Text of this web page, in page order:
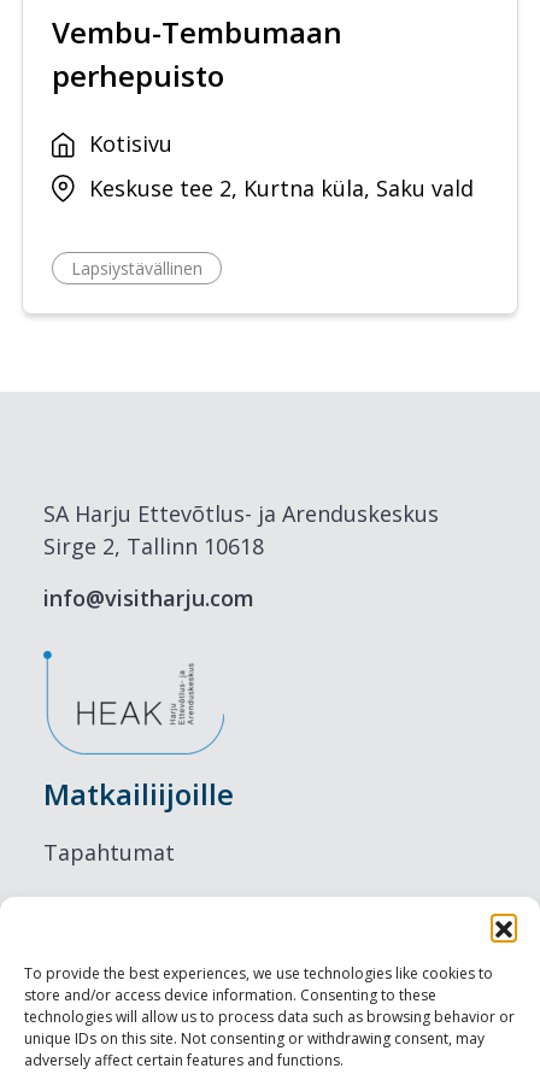
To provide the best experiences, we use technologies like cookies to
store and/or access device information. Consenting to these
technologies will allow us to process data such as browsing behavior or
unique IDs on this site. Not consenting or withdrawing consent, may
adversely affect certain features and functions.
Vembu-Tembumaan
perhepuisto
Kotisivu
Keskuse tee 2, Kurtna küla, Saku vald
Lapsiystävällinen
SA Harju Ettevõtlus- ja Arenduskeskus
Sirge 2, Tallinn 10618
info@visitharju.com
Matkailiijoille
Tapahtumat
Ruokailu
Nähtävyydet